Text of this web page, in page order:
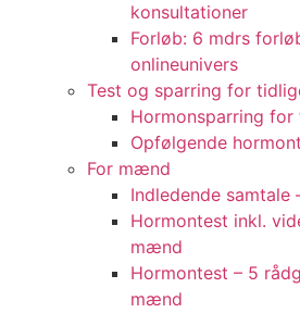
konsultationer
Forløb: 6 mdrs
onlineunivers
Test og sparring for
Hormonsparring
Opfølgende
For mænd
Indledende samtale
Hormontest inkl.
mænd
Hormontest – 5
mænd